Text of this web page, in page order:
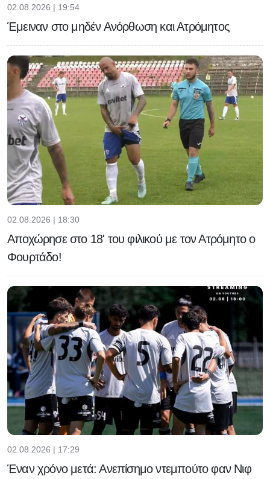
02.08.2026 | 19:54
Έμειναν στο μηδέν Ανόρθωση και Ατρόμητος
02.08.2026 | 18:30
Αποχώρησε στο 18' του φιλικού με τον Ατρόμητο ο
Φουρτάδο!
02.08.2026 | 17:29
Έναν χρόνο μετά: Ανεπίσημο ντεμπούτο φαν Νιφ